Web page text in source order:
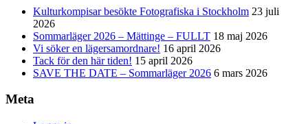
Kulturkompisar besökte Fotografiska i Stockholm 23 juli
2026
Sommarläger 2026 – Mättinge – FULLT 18 maj 2026
Vi söker en lägersamordnare! 16 april 2026
Tack för den här tiden! 15 april 2026
SAVE THE DATE – Sommarläger 2026 6 mars 2026
Meta